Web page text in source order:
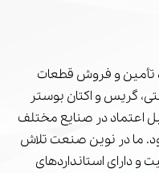
تأمین و فروش قطعات
گریس و اکتان بوستر
اعتماد در صنایع مختلف
ما در نوین صنعت تلاش
و دارای استانداردهای